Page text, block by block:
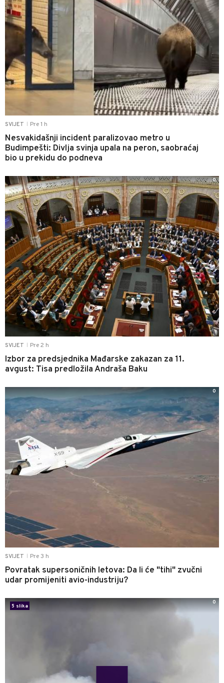
SVIJET Pre 1 h
Nesvakidašnji incident paralizovao metro u
Budimpešti: Divlja svinja upala na peron, saobraćaj
bio u prekidu do podneva
SVIJET Pre 2 h
Izbor za predsjednika Mađarske zakazan za 11.
avgust: Tisa predložila Andraša Baku
0
SVIJET Pre 3 h
Povratak supersoničnih letova: Da li će "tihi" zvučni
udar promijeniti avio-industriju?
0
5 slika
0